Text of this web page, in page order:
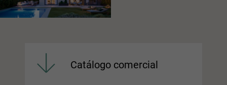
Catálogo comercial